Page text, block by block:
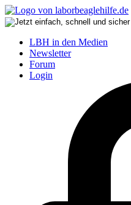
LBH in den Medien
Newsletter
Forum
Login